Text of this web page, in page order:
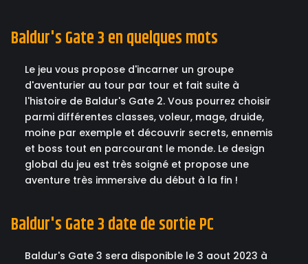
Baldur's Gate 3 en quelques mots
Le jeu vous propose d'incarner un groupe
d'aventurier au tour par tour et fait suite à
l'histoire de Baldur's Gate 2. Vous pourrez choisir
parmi différentes classes, voleur, mage, druide,
moine par exemple et découvrir secrets, ennemis
et boss tout en parcourant le monde. Le design
global du jeu est très soigné et propose une
aventure très immersive du début à la fin !
Baldur's Gate 3 date de sortie PC
Baldur's Gate 3 sera disponible le 3 aout 2023 à